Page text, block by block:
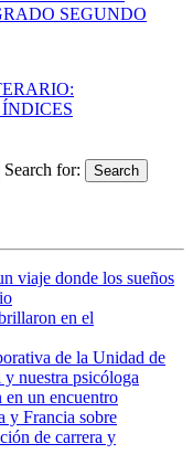
SEGUNDO
Search for:
Search
viaje donde los sueños
en el
de la Unidad de
nuestra psicóloga
un encuentro
y Francia sobre
de carrera y